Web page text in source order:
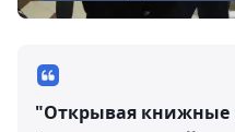
"Открывая книжные